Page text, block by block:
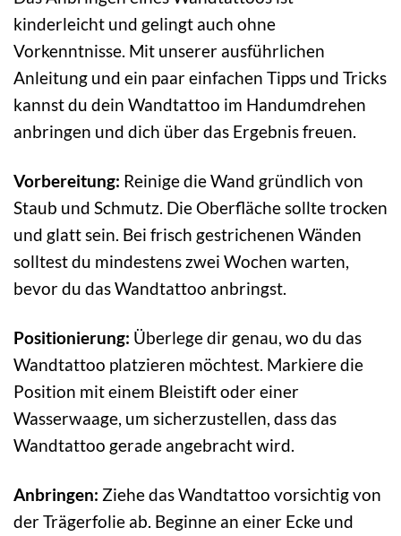
kinderleicht und gelingt auch ohne
Vorkenntnisse. Mit unserer ausführlichen
Anleitung und ein paar einfachen Tipps und Tricks
kannst du dein Wandtattoo im Handumdrehen
anbringen und dich über das Ergebnis freuen.
Vorbereitung: Reinige die Wand gründlich von
Staub und Schmutz. Die Oberfläche sollte trocken
und glatt sein. Bei frisch gestrichenen Wänden
solltest du mindestens zwei Wochen warten,
bevor du das Wandtattoo anbringst.
Positionierung: Überlege dir genau, wo du das
Wandtattoo platzieren möchtest. Markiere die
Position mit einem Bleistift oder einer
Wasserwaage, um sicherzustellen, dass das
Wandtattoo gerade angebracht wird.
Anbringen: Ziehe das Wandtattoo vorsichtig von
der Trägerfolie ab. Beginne an einer Ecke und